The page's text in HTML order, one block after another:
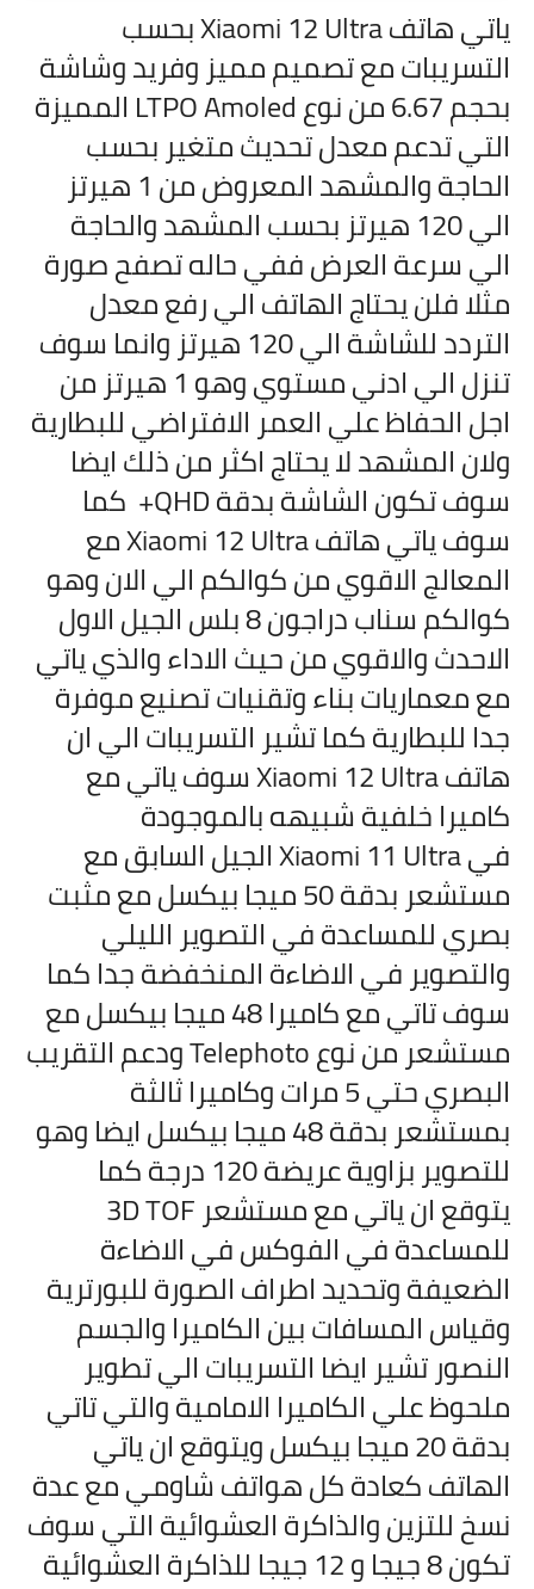
ياتي هاتف Xiaomi 12 Ultra بحسب
التسريبات مع تصميم مميز وفريد وشاشة
بحجم 6.67 من نوع LTPO Amoled المميزة
التي تدعم معدل تحديث متغير بحسب
الحاجة والمشهد المعروض من 1 هيرتز
الي 120 هيرتز بحسب المشهد والحاجة
الي سرعة العرض ففي حاله تصفح صورة
مثلا فلن يحتاج الهاتف الي رفع معدل
التردد للشاشة الي 120 هيرتز وانما سوف
تنزل الي ادني مستوي وهو 1 هيرتز من
اجل الحفاظ علي العمر الافتراضي للبطارية
ولان المشهد لا يحتاج اكثر من ذلك ايضا
سوف تكون الشاشة بدقة QHD+ كما
سوف ياتي هاتف Xiaomi 12 Ultra مع
المعالج الاقوي من كوالكم الي الان وهو
كوالكم سناب دراجون 8 بلس الجيل الاول
الاحدث والاقوي من حيث الاداء والذي ياتي
مع معماريات بناء وتقنيات تصنيع موفرة
جدا للبطارية كما تشير التسريبات الي ان
هاتف Xiaomi 12 Ultra سوف ياتي مع
كاميرا خلفية شبيهه بالموجودة
في Xiaomi 11 Ultra الجيل السابق مع
مستشعر بدقة 50 ميجا بيكسل مع مثبت
بصري للمساعدة في التصوير الليلي
والتصوير في الاضاءة المنخفضة جدا كما
سوف تاتي مع كاميرا 48 ميجا بيكسل مع
مستشعر من نوع Telephoto ودعم التقريب
البصري حتي 5 مرات وكاميرا ثالثة
بمستشعر بدقة 48 ميجا بيكسل ايضا وهو
للتصوير بزاوية عريضة 120 درجة كما
للمساعدة في الفوكس في الاضاءة
الضعيفة وتحديد اطراف الصورة للبورترية
وقياس المسافات بين الكاميرا والجسم
النصور تشير ايضا التسريبات الي تطوير
ملحوظ علي الكاميرا الامامية والتي تاتي
بدقة 20 ميجا بيكسل ويتوقع ان ياتي
الهاتف كعادة كل هواتف شاومي مع عدة
نسخ للتزين والذاكرة العشوائية التي سوف
تكون 8 جيجا و 12 جيجا للذاكرة العشوائية